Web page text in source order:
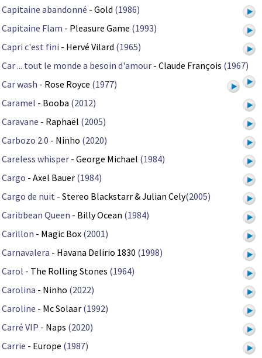
Capitaine abandonné - Gold (1986)
Capitaine Flam - Pleasure Game (1993)
Capri c'est fini - Hervé Vilard (1965)
Car ... tout le monde a besoin d'amour - Claude François (1967)
Car wash - Rose Royce (1977)
Caramel - Booba (2012)
Caravane - Raphaël (2005)
Carbozo 2.0 - Ninho (2020)
Careless whisper - George Michael (1984)
Cargo - Axel Bauer (1984)
Cargo de nuit - Stereo Blackstarr & Julian Cely(2005)
Caribbean Queen - Billy Ocean (1984)
Carillon - Magic Box (2001)
Carnavalera - Havana Delirio 1830 (1998)
Carol - The Rolling Stones (1964)
Carolina - Ninho (2022)
Caroline - Mc Solaar (1992)
Carré VIP - Naps (2020)
Carrie - Europe (1987)